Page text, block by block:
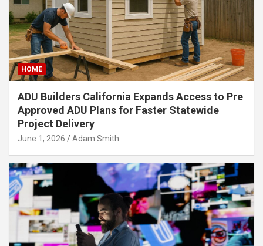
HOME
ADU Builders California Expands Access to Pre
Approved ADU Plans for Faster Statewide
Project Delivery
June 1, 2026 Adam Smith